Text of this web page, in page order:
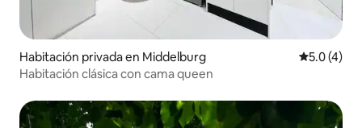
Habitación privada en Middelburg
5.0 (4)
Habitación clásica con cama queen